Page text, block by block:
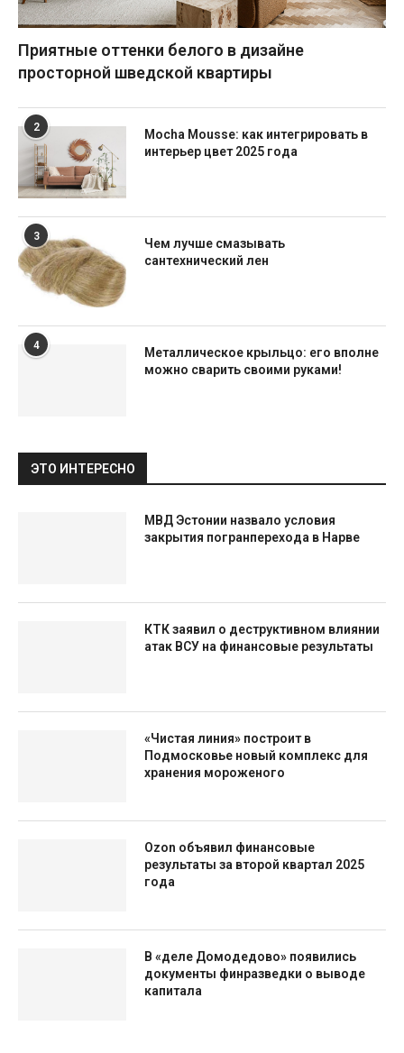
Приятные оттенки белого в дизайне
просторной шведской квартиры
2
Mocha Mousse: как интегрировать в
интерьер цвет 2025 года
3
Чем лучше смазывать
сантехнический лен
4
Металлическое крыльцо: его вполне
можно сварить своими руками!
ЭТО ИНТЕРЕСНО
МВД Эстонии назвало условия
закрытия погранперехода в Нарве
КТК заявил о деструктивном влиянии
атак ВСУ на финансовые результаты
«Чистая линия» построит в
Подмосковье новый комплекс для
хранения мороженого
Ozon объявил финансовые
результаты за второй квартал 2025
года
В «деле Домодедово» появились
документы финразведки о выводе
капитала